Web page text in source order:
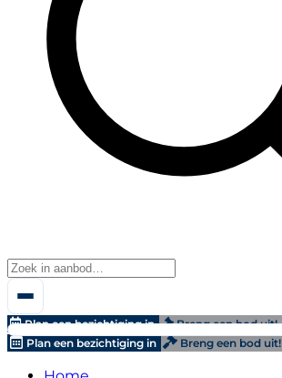
Plan een bezichtiging in Breng een bod uit!
Plan een bezichtiging in
Breng een bod uit!